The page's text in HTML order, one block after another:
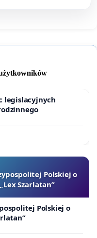
legislacyjnych
Polskiej o
Szarlatan”
Polskiej o